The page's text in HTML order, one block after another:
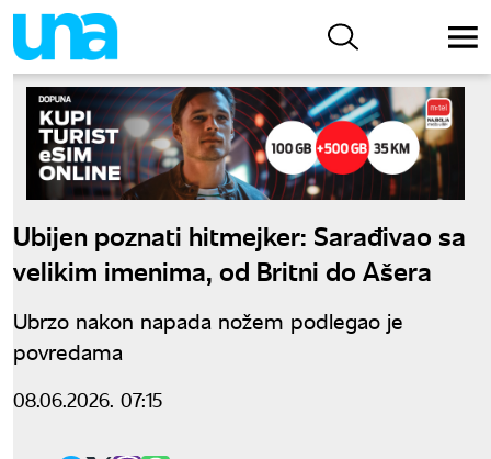
Ubijen poznati hitmejker: Sarađivao sa
velikim imenima, od Britni do Ašera
Ubrzo nakon napada nožem podlegao je
povredama
08.06.2026. 07:15